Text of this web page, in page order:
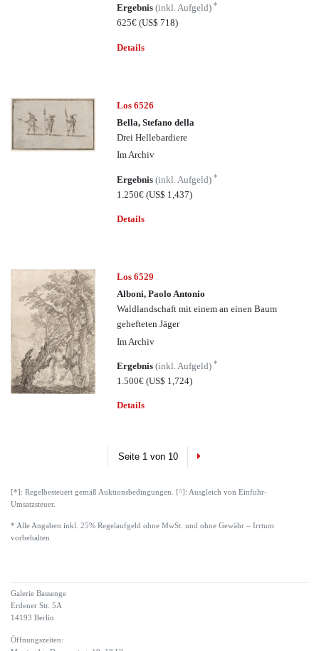
Ergebnis(inkl. Aufgeld)*
625€(US$ 718)
Details
Los 6526
Bella, Stefano della
Drei Hellebardiere
Im Archiv
Ergebnis(inkl. Aufgeld)*
1.250€(US$ 1,437)
Details
Los 6529
Alboni, Paolo Antonio
Waldlandschaft mit einem an einen Baum
gehefteten Jäger
Im Archiv
Ergebnis(inkl. Aufgeld)*
1.500€(US$ 1,724)
Details
Seite 1 von 10 Next
[*]: Regelbesteuert gemäß Auktionsbedingungen. [^]: Ausgleich von Einfuhr-
Umsatzsteuer.
* Alle Angaben inkl. 25% Regelaufgeld ohne MwSt. und ohne Gewähr – Irrtum
vorbehalten.
Galerie Bassenge
Erdener Str. 5A
14193 Berlin
Öffnungszeiten: